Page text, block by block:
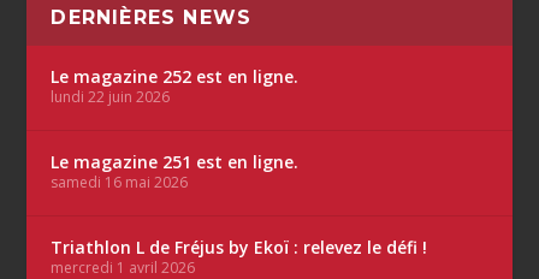
DERNIÈRES NEWS
Le magazine 252 est en ligne.
lundi 22 juin 2026
Le magazine 251 est en ligne.
samedi 16 mai 2026
Triathlon L de Fréjus by Ekoï : relevez le défi !
mercredi 1 avril 2026